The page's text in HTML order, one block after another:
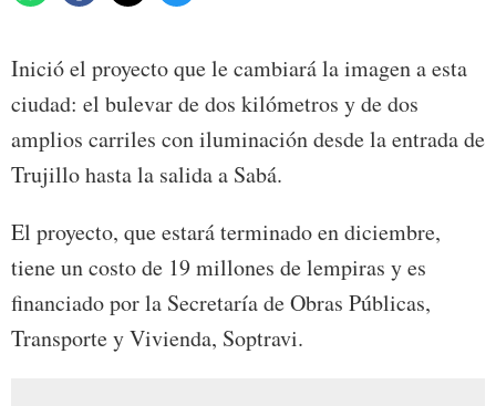
Inició el proyecto que le cambiará la imagen a esta
ciudad: el bulevar de dos kilómetros y de dos
amplios carriles con iluminación desde la entrada de
Trujillo hasta la salida a Sabá.
El proyecto, que estará terminado en diciembre,
tiene un costo de 19 millones de lempiras y es
financiado por la Secretaría de Obras Públicas,
Transporte y Vivienda, Soptravi.